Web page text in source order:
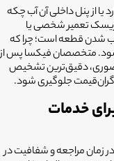
یا از پنل داخلی آن آب چکه
تعمیر شخصی یا
شدن قطعه است؛ چرا که
متخصصان فیکسا پس از
دقیق‌ترین تشخیص
گران‌قیمت جلوگیری شود.
خدمات
زمان مراجعه و شفافیت در